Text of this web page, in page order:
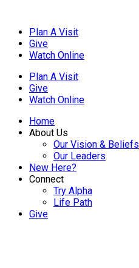
Plan A Visit
Give
Watch Online
Plan A Visit
Give
Watch Online
Home
About Us
Our Vision & Beliefs
Our Leaders
New Here?
Connect
Try Alpha
Life Path
Give